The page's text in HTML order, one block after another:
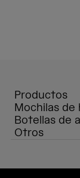
Productos
Mochilas de
Botellas de
Otros